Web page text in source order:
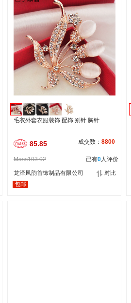
毛衣外套衣服装饰 配饰 别针 胸针
85.85 成交数： 8800
Mass103.02 已有0人评价
龙泽凤韵首饰制品有限公司
对比
包邮